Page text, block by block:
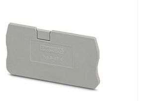
в 1 клик
наличии